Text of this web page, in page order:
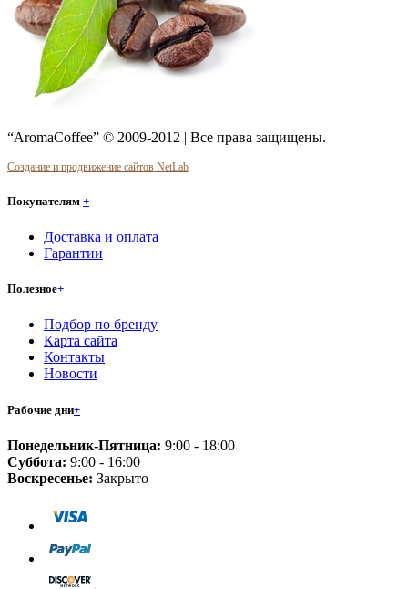
“AromaCoffee” © 2009-2012 | Все права защищены.
Создание и продвижение сайтов NetLab
Покупателям +
Доставка и оплата
Гарантии
Полезное+
Подбор по бренду
Карта сайта
Контакты
Новости
Рабочие дни+
Понедельник-Пятница: 9:00 - 18:00
Суббота: 9:00 - 16:00
Воскресенье: Закрыто